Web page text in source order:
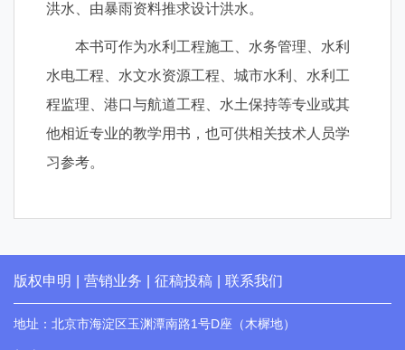
洪水、由暴雨资料推求设计洪水。
本书可作为水利工程施工、水务管理、水利
水电工程、水文水资源工程、城市水利、水利工
程监理、港口与航道工程、水土保持等专业或其
他相近专业的教学用书，也可供相关技术人员学
习参考。
版权申明 营销业务 征稿投稿 联系我们
地址：北京市海淀区玉渊潭南路1号D座（木樨地）